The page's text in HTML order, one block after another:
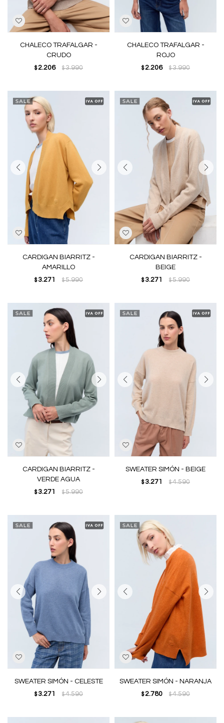
CHALECO TRAFALGAR -
CRUDO
$ 2.206 $3.990
CHALECO TRAFALGAR -
ROJO
$ 2.206 $3.990
CARDIGAN BIARRITZ -
AMARILLO
$ 3.271 $5.990
CARDIGAN BIARRITZ -
BEIGE
$ 3.271 $5.990
CARDIGAN BIARRITZ -
VERDE AGUA
$ 3.271 $5.990
SWEATER SIMÓN - BEIGE
$ 3.271 $4.590
SWEATER SIMÓN - CELESTE
$ 3.271 $4.590
SWEATER SIMÓN - NARANJA
$ 2.780 $4.590